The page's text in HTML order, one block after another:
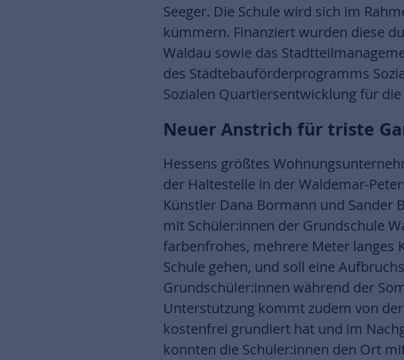
Seeger. Die Schule wird sich im
kümmern. Finanziert wurden diese
Waldau sowie das
des Städtebauförderprogramms
Sozialen Quartiersentwicklung für
Neuer Anstrich für triste
Hessens größtes
der Haltestelle in der Waldemar-
Künstler Dana Bormann und Sander
mit Schüler:innen der Grundschule
farbenfrohes, mehrere Meter langes
Schule gehen, und soll eine
Grundschüler:innen während der
Unterstützung kommt zudem von
kostenfrei grundiert hat und im
konnten die Schüler:innen den Ort